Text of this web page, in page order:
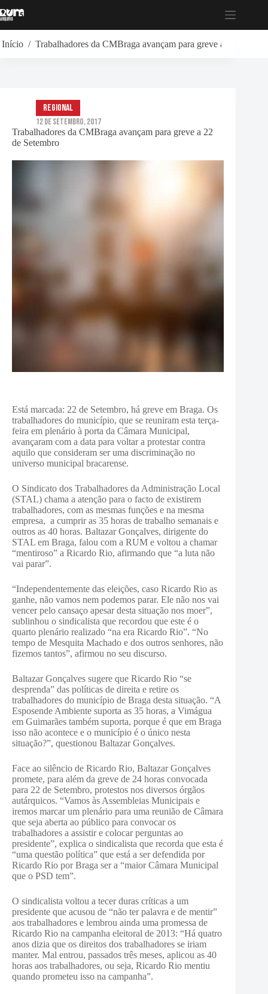
para
Início / Trabalhadores da CMBraga avançam para greve a 22 de
Trabalhadores da CMBraga avançam para greve a 22
de Setembro
Regional
12 de Setembro, 2017
Está marcada: 22 de Setembro, há greve em Braga. Os
trabalhadores do município, que se reuniram esta terça-
feira em plenário à porta da Câmara Municipal,
avançaram com a data para voltar a protestar contra
aquilo que consideram ser uma discriminação no
universo municipal bracarense.
O Sindicato dos Trabalhadores da Administração Local
(STAL) chama a atenção para o facto de existirem
trabalhadores, com as mesmas funções e na mesma
empresa, a cumprir as 35 horas de trabalho semanais e
outros as 40 horas. Baltazar Gonçalves, dirigente do
STAL em Braga, falou com a RUM e voltou a chamar
“mentiroso” a Ricardo Rio, afirmando que “a luta não
vai parar”.
“Independentemente das eleições, caso Ricardo Rio as
ganhe, não vamos nem podemos parar. Ele não nos vai
vencer pelo cansaço apesar desta situação nos moer”,
sublinhou o sindicalista que recordou que este é o
quarto plenário realizado “na era Ricardo Rio”. “No
tempo de Mesquita Machado e dos outros senhores, não
fizemos tantos”, afirmou no seu discurso.
Baltazar Gonçalves sugere que Ricardo Rio “se
desprenda” das políticas de direita e retire os
trabalhadores do município de Braga desta situação. “A
Esposende Ambiente suporta as 35 horas, a Vimágua
em Guimarães também suporta, porque é que em Braga
isso não acontece e o município é o único nesta
situação?”, questionou Baltazar Gonçalves.
Face ao silêncio de Ricardo Rio, Baltazar Gonçalves
promete, para além da greve de 24 horas convocada
para 22 de Setembro, protestos nos diversos órgãos
autárquicos. “Vamos às Assembleias Municipais e
iremos marcar um plenário para uma reunião de Câmara
que seja aberta ao público para convocar os
trabalhadores a assistir e colocar perguntas ao
presidente”, explica o sindicalista que recorda que esta é
“uma questão política” que está a ser defendida por
Ricardo Rio por Braga ser a “maior Câmara Municipal
que o PSD tem”.
O sindicalista voltou a tecer duras críticas a um
presidente que acusou de “não ter palavra e de mentir”
aos trabalhadores e lembrou ainda uma promessa de
Ricardo Rio na campanha eleitoral de 2013: “Há quatro
anos dizia que os direitos dos trabalhadores se iriam
manter. Mal entrou, passados três meses, aplicou as 40
horas aos trabalhadores, ou seja, Ricardo Rio mentiu
quando prometeu isso na campanha”.